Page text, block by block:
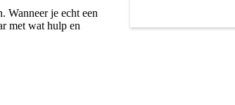
Wanneer je echt een
met wat hulp en